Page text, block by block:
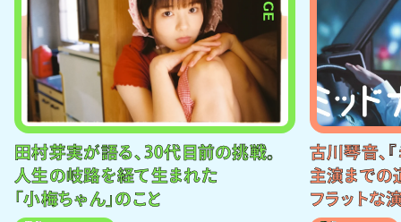
田村芽実が語る、30代目前の挑戦。
人生の岐路を経て生まれた
「小梅ちゃん」のこと
古川琴音、
主演までの
フラットな